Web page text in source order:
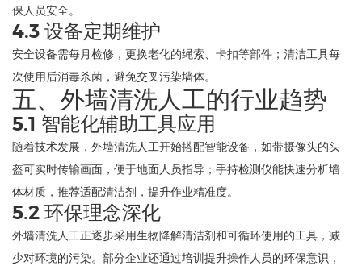
保人员安全。
4.3 设备定期维护
安全设备需每月检修，更换老化的绳索、卡扣等部件；清洁工具每
次使用后消毒杀菌，避免交叉污染墙体。
五、外墙清洗人工的行业趋势
5.1 智能化辅助工具应用
随着技术发展，外墙清洗人工开始搭配智能设备，如带摄像头的头
盔可实时传输画面，便于地面人员指导；手持检测仪能快速分析墙
体材质，推荐适配清洁剂，提升作业精准度。
5.2 环保理念深化
外墙清洗人工正逐步采用生物降解清洁剂和可循环使用的工具，减
少对环境的污染。部分企业还通过培训提升操作人员的环保意识，